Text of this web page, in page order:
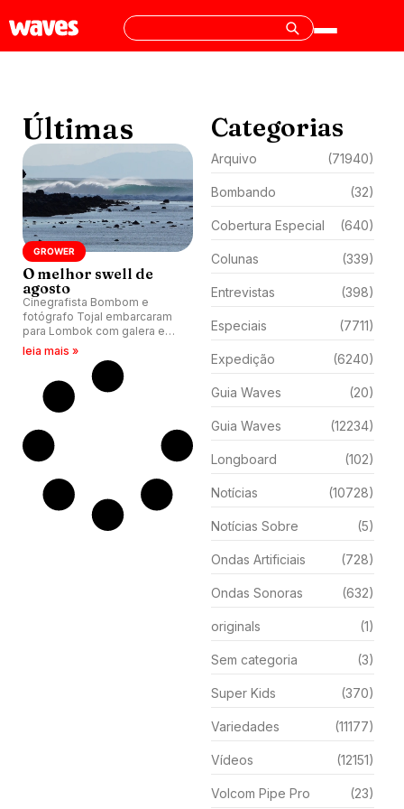
Últimas
GROWER
O melhor swell de
agosto
Cinegrafista Bombom e
fotógrafo Tojal embarcaram
para Lombok com galera e
registram cinco dias de altas
ondas em Desert Point,
leia mais »
Categorias
Arquivo (71940)
Bombando (32)
Cobertura Especial (640)
Colunas (339)
Entrevistas (398)
Especiais (7711)
Expedição (6240)
Guia Waves (20)
Guia Waves (12234)
Longboard (102)
Notícias (10728)
Notícias Sobre (5)
Ondas Artificiais (728)
Ondas Sonoras (632)
originals (1)
Sem categoria (3)
Super Kids (370)
Variedades (11177)
Vídeos (12151)
Volcom Pipe Pro (23)